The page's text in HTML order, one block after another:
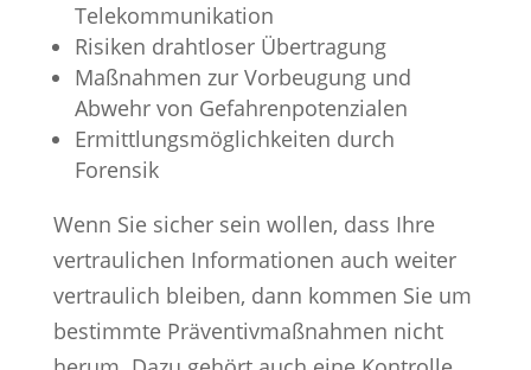
Telekommunikation
Risiken drahtloser Übertragung
Maßnahmen zur Vorbeugung und
Abwehr von Gefahrenpotenzialen
Ermittlungsmöglichkeiten durch
Forensik
Wenn Sie sicher sein wollen, dass Ihre
vertraulichen Informationen auch weiter
vertraulich bleiben, dann kommen Sie um
bestimmte Präventivmaßnahmen nicht